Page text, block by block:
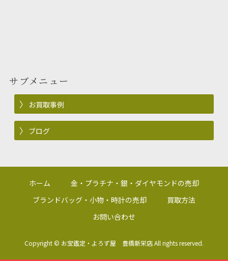
サブメニュー
お買取事例
ブログ
ホーム
金・プラチナ・銀・ダイヤモンドの売却
ブランドバッグ・小物・時計の売却
買取方法
お問い合わせ
Copyright © お宝鑑定・よろず屋 豊橋新栄店All rights reserved.